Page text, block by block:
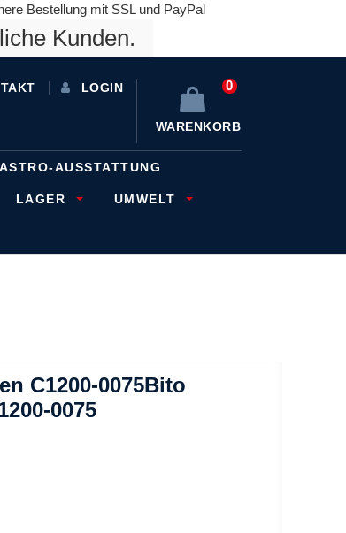
Bestellung mit SSL und PayPal
Kunden.
LOGIN 0
WARENKORB
AUSSTATTUNG
LAGER UMWELT
C1200-0075Bito
0075